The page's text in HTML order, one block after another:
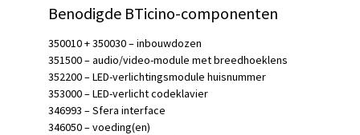
Benodigde BTicino-componenten
350010 + 350030 – inbouwdozen
351500 – audio/video-module met breedhoeklens
352200 – LED-verlichtingsmodule huisnummer
353000 – LED-verlicht codeklavier
346993 – Sfera interface
346050 – voeding(en)